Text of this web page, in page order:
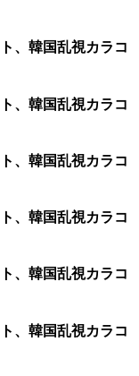
、韓国乱視カラコ
、韓国乱視カラコ
、韓国乱視カラコ
、韓国乱視カラコ
、韓国乱視カラコ
、韓国乱視カラコ